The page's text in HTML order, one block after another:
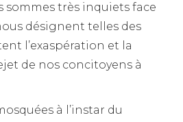
sommes très inquiets face
désignent telles des
l’exaspération et la
de nos concitoyens à
à l’instar du